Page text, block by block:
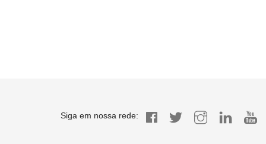
Siga em nossa rede: